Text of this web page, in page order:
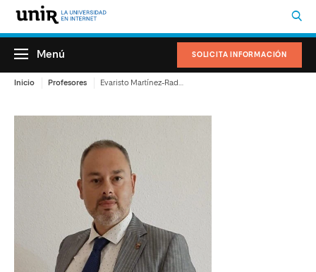
SOLICITA INFORMACIÓN
Menú
Inicio Profesores